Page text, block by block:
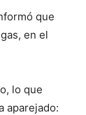
que
en el
lo que
aparejado: